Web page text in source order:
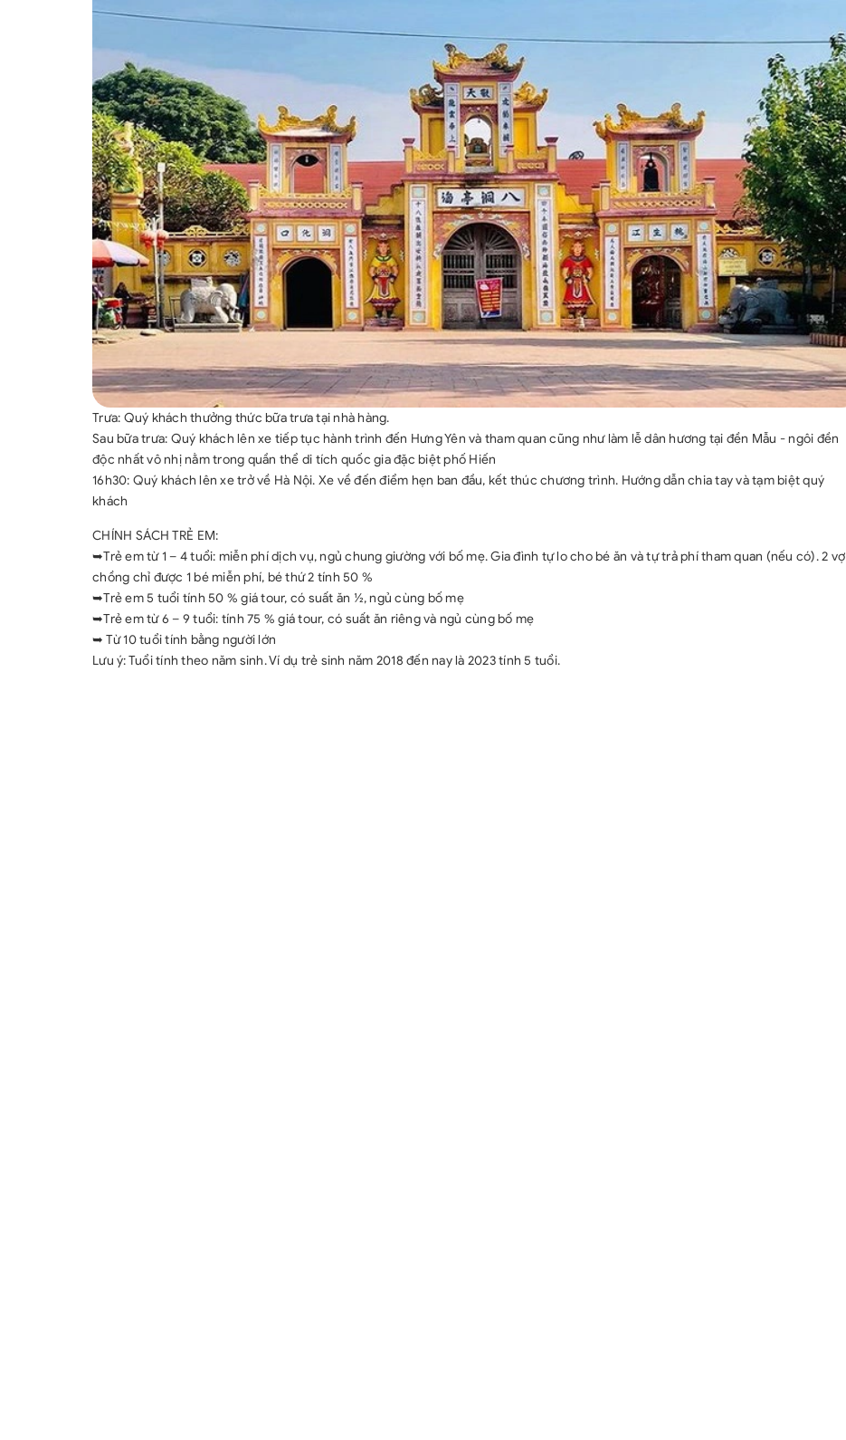
Trưa: Quý khách thưởng thức bữa trưa tại nhà hàng.
Sau bữa trưa: Quý khách lên xe tiếp tục hành trình đến Hưng Yên và tham quan cũng như làm lễ dân hương tại đền Mẫu - ngôi đền
độc nhất vô nhị nằm trong quần thể di tích quốc gia đặc biệt phố Hiến
16h30: Quý khách lên xe trở về Hà Nội. Xe về đến điểm hẹn ban đầu, kết thúc chương trình. Hướng dẫn chia tay và tạm biệt quý
khách
CHÍNH SÁCH TRẺ EM:
➥Trẻ em từ 1 – 4 tuổi: miễn phí dịch vụ, ngủ chung giường với bố mẹ. Gia đình tự lo cho bé ăn và tự trả phí tham quan (nếu có). 2 vợ
chồng chỉ được 1 bé miễn phí, bé thứ 2 tính 50 %
➥Trẻ em 5 tuổi tính 50 % giá tour, có suất ăn ½, ngủ cùng bố mẹ
➥Trẻ em từ 6 – 9 tuổi: tính 75 % giá tour, có suất ăn riêng và ngủ cùng bố mẹ
➥ Từ 10 tuổi tính bằng người lớn
Lưu ý: Tuổi tính theo năm sinh. Ví dụ trẻ sinh năm 2018 đến nay là 2023 tính 5 tuổi.